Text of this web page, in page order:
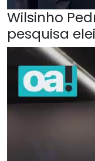
Wilsinho
pesquisa